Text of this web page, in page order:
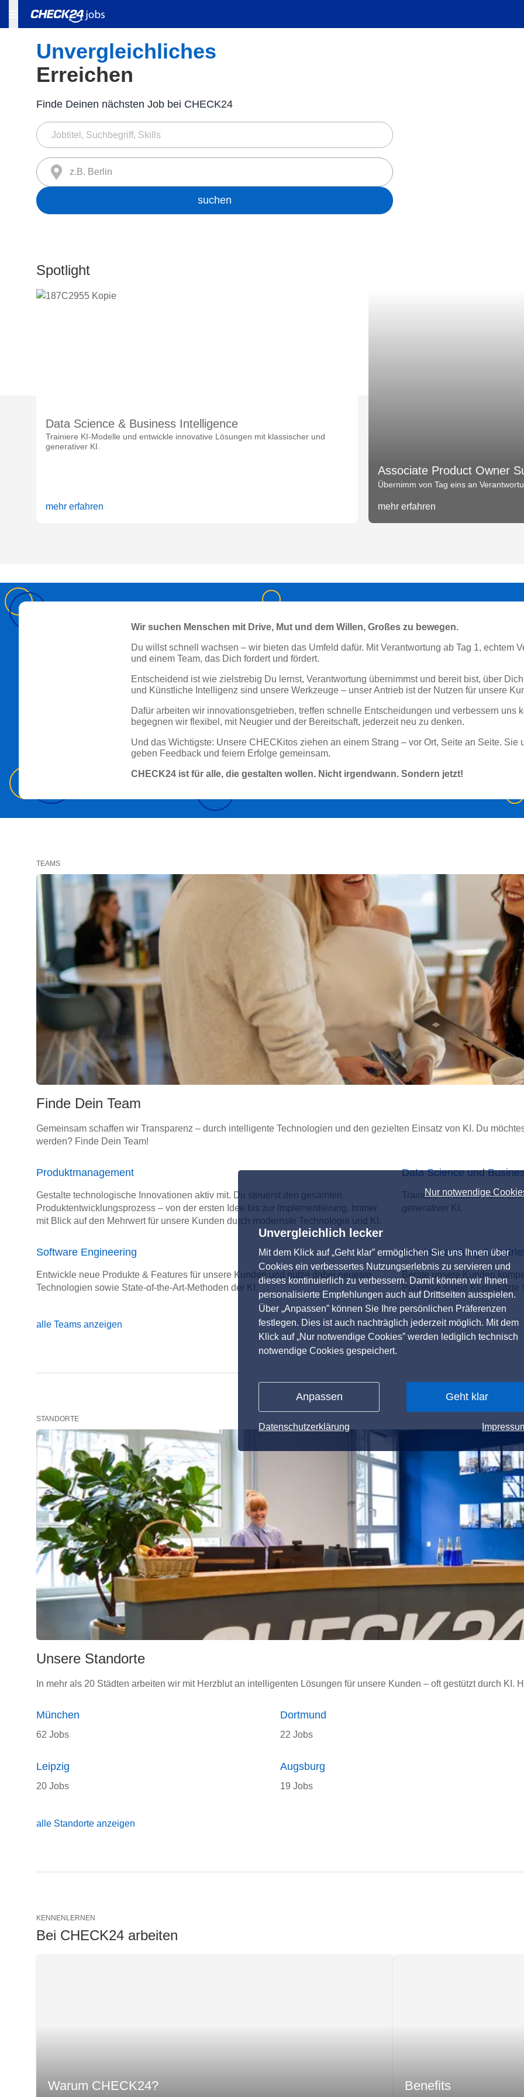
Nur notwendige
Unvergleichlich lecker
Mit dem Klick auf „Geht klar” ermöglichen Sie uns Ihnen über
Cookies ein verbessertes Nutzungserlebnis zu servieren und
dieses kontinuierlich zu verbessern. Damit können wir Ihnen
personalisierte Empfehlungen auch auf Drittseiten ausspielen.
Über „Anpassen” können Sie Ihre persönlichen Präferenzen
festlegen. Dies ist auch nachträglich jederzeit möglich. Mit dem
Klick auf „Nur notwendige Cookies” werden lediglich technisch
notwendige Cookies gespeichert.
Anpassen Geht klar
Datenschutzerklärung
Unvergleichliches
Erreichen
Finde Deinen nächsten Job bei CHECK24
z.B. Berlin
suchen
Spotlight
Data Science & Business Intelligence
Trainiere KI-Modelle und entwickle innovative Lösungen mit klassischer und
generativer KI.
mehr erfahren
Associate Product Owner
Übernimm von Tag eins an
mehr erfahren
Wir suchen Menschen mit Drive, Mut und dem Willen, Großes zu bewegen.
Du willst schnell wachsen – wir bieten das Umfeld dafür. Mit Verantwortung ab Tag 1, echtem
und einem Team, das Dich fordert und fördert.
Entscheidend ist wie zielstrebig Du lernst, Verantwortung übernimmst und bereit bist, über
und Künstliche Intelligenz sind unsere Werkzeuge – unser Antrieb ist der Nutzen für unsere
Dafür arbeiten wir innovationsgetrieben, treffen schnelle Entscheidungen und verbessern uns
begegnen wir flexibel, mit Neugier und der Bereitschaft, jederzeit neu zu denken.
Und das Wichtigste: Unsere CHECKitos ziehen an einem Strang – vor Ort, Seite an Seite. Sie
geben Feedback und feiern Erfolge gemeinsam.
CHECK24 ist für alle, die gestalten wollen. Nicht irgendwann. Sondern jetzt!
TEAMS
Finde Dein Team
Gemeinsam schaffen wir Transparenz – durch intelligente Technologien und den gezielten Einsatz von KI. Du
werden? Finde Dein Team!
Produktmanagement
Gestalte technologische Innovationen aktiv mit. Du steuerst den gesamten
Produktentwicklungsprozess – von der ersten Idee bis zur Implementierung. Immer
mit Blick auf den Mehrwert für unsere Kunden durch modernste Technologie und KI.
Data Science und
Trainiere KI-Modelle und
generativer KI.
Software Engineering
Entwickle neue Produkte & Features für unsere Kunden und nutze dabei neueste
Technologien sowie State-of-the-Art-Methoden der KI.
Kundenberatung &
Berate unsere Kunden
Prozesse sowie KI-gestützte
alle Teams anzeigen
STANDORTE
Unsere Standorte
In mehr als 20 Städten arbeiten wir mit Herzblut an intelligenten Lösungen für unsere Kunden – oft gestützt durch
München
62 Jobs
Dortmund
22 Jobs
Leipzig
20 Jobs
Augsburg
19 Jobs
alle Standorte anzeigen
KENNENLERNEN
Bei CHECK24 arbeiten
Warum CHECK24? Benefits